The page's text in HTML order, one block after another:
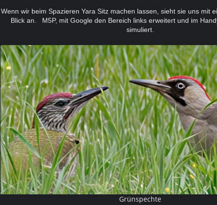
Wenn wir beim Spazieren Yara Sitz machen lassen, sieht sie uns mit
Blick an. M5P, mit Google den Bereich links erweitert und im
simuliert.
Grünspechte